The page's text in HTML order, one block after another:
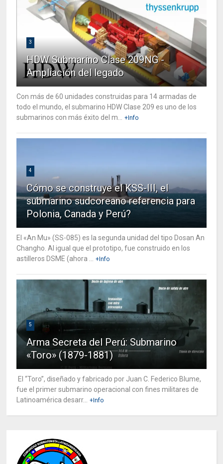
3
HDW Submarino Clase 209NG -
Ampliación del legado
Con más de 60 unidades construidas para 14 armadas de
todo el mundo, el submarino HDW Clase 209 es uno de los
submarinos con más éxito del m...
+Info
4
Cómo se construye el KSS-III, el
submarino sudcoreano referencia para
Polonia, Canada y Perú?
El «An Mu» (SS-085) es la segunda unidad del tipo Dosan An
Changho. Al igual que el prototipo, fue construido en los
astilleros DSME (ahora ...
+Info
5
Arma Secreta del Perú: Submarino
«Toro» (1879-1881)
El “Toro”, diseñado y fabricado por Juan C. Federico Blume,
fue el primer submarino operacional con fines militares de
Latinoamérica desarr...
+Info